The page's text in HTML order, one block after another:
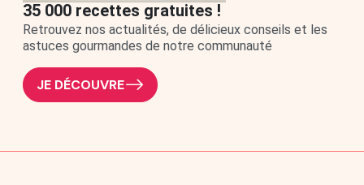
35 000 recettes gratuites !
Retrouvez nos actualités, de délicieux conseils et les
astuces gourmandes de notre communauté
JE DÉCOUVRE